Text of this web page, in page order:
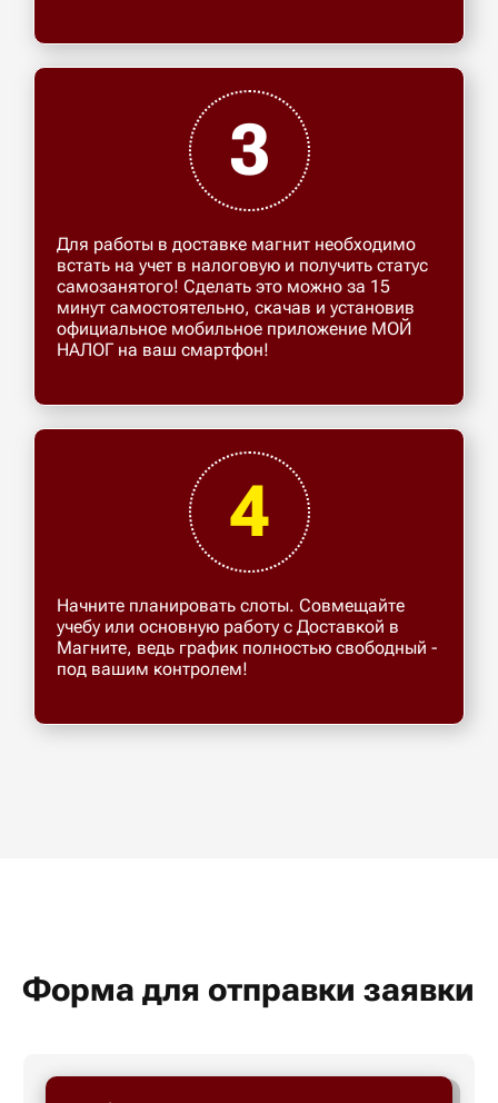
3
Для работы в доставке магнит необходимо
встать на учет в налоговую и получить статус
самозанятого! Сделать это можно за 15
минут самостоятельно, скачав и установив
официальное мобильное приложение МОЙ
НАЛОГ на ваш смартфон!
4
Начните планировать слоты. Совмещайте
учебу или основную работу с Доставкой в
Магните, ведь график полностью свободный -
под вашим контролем!
Форма для отправки заявки